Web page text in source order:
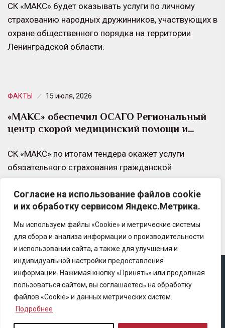
Согласие на использование файлов cookie
и их обработку сервисом Яндекс.Метрика.
Мы используем файлы «Cookie» и метрические системы
для сбора и анализа информации о производительности
и использовании сайта, а также для улучшения и
индивидуальной настройки предоставления
информации. Нажимая кнопку «Принять» или продолжая
пользоваться сайтом, вы соглашаетесь на обработку
файлов «Cookie» и данных метрических систем.
Подробнее
СК «МАКС» будет оказывать услуги по личному
страхованию народных дружинников, участвующих в
охране общественного порядка на территории
Ленинградской области.
ФАКТЫ 15 июля, 2026
«МАКС» обеспечил ОСАГО Региональный
центр скорой медицинский помощи и…
СК «МАКС» по итогам тендера окажет услуги
обязательного страхования гражданской
ответственности владельцев транспортных средств
(ОСАГО) Государственному бюджетному
учреждению здравоохранения Калужской области…
Copyright © 2025 Ассоциация «Некоммерческого
партнерство содействия развитию страхового рынка
«Центр страховой безопасности»
Правила републикации